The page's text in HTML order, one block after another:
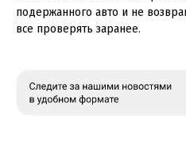
подержанного авто и не
все проверять заранее.